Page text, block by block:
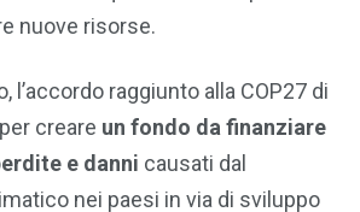
nuove risorse.
l’accordo raggiunto alla COP27 di
creare un fondo da finanziare
e danni causati dal
nei paesi in via di sviluppo